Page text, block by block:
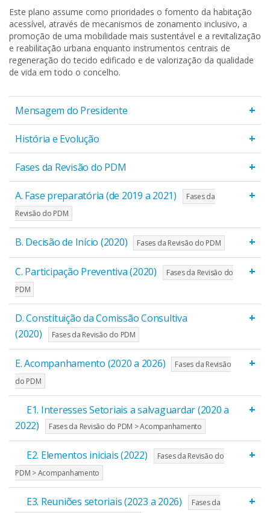
Este plano assume como prioridades o fomento da habitação
acessível, através de mecanismos de zonamento inclusivo, a
promoção de uma mobilidade mais sustentável e a revitalização
e reabilitação urbana enquanto instrumentos centrais de
regeneração do tecido edificado e de valorização da qualidade
de vida em todo o concelho.
+
Mensagem do Presidente
+
História e Evolução
+
Fases da Revisão do PDM
+
A. Fase preparatória (de 2019 a 2021)
Fases da
Revisão do PDM
+
B. Decisão de Início (2020) Fases da Revisão do PDM
+
C. Participação Preventiva (2020)
Fases da Revisão do
PDM
+
D. Constituição da Comissão Consultiva
(2020)
Fases da Revisão do PDM
+
E. Acompanhamento (2020 a 2026)
Fases da Revisão
do PDM
+
E1. Interesses Setoriais a salvaguardar (2020 a
2022)
Fases da Revisão do PDM > Acompanhamento
+
E2. Elementos iniciais (2022)
Fases da Revisão do
PDM > Acompanhamento
+
E3. Reuniões setoriais (2023 a 2026)
Fases da